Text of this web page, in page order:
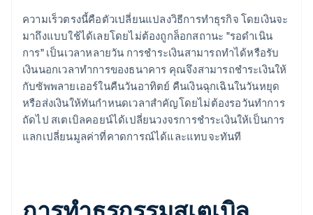
ความเร็วตรงนี้คือตัวเปลี่ยนแปลงวิธีการทำธุรกิจ โดยเงินจะ
มาถึงแบบใช้ได้เลยโดยไม่ต้องถูกล็อกสถานะ "รอดำเนิน
การ" เป็นเวลาหลายวัน การชำระเงินสามารถทำได้หรือรับ
เงินนอกเวลาทำการของธนาคาร คุณจึงสามารถชำระเงินให้
กับซัพพลายเออร์ในคืนวันอาทิตย์ คืนเงินฉุกเฉินในวันหยุด
หรือส่งเงินให้ทันกำหนดเวลาสำคัญโดยไม่ต้องรอวันทำการ
ถัดไป สเตเบิลคอยน์ได้เปลี่ยนวงจรการชำระเงินให้เป็นการ
แลกเปลี่ยนมูลค่าที่คาดการณ์ได้และแทบจะทันที